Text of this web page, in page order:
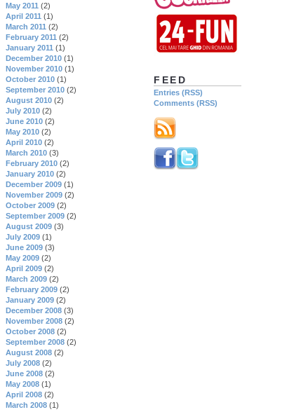
FEED
Entries (RSS)
Comments (RSS)
May 2011 (2)
April 2011 (1)
March 2011 (2)
February 2011 (2)
January 2011 (1)
December 2010 (1)
November 2010 (1)
October 2010 (1)
September 2010 (2)
August 2010 (2)
July 2010 (2)
June 2010 (2)
May 2010 (2)
April 2010 (2)
March 2010 (3)
February 2010 (2)
January 2010 (2)
December 2009 (1)
November 2009 (2)
October 2009 (2)
September 2009 (2)
August 2009 (3)
July 2009 (1)
June 2009 (3)
May 2009 (2)
April 2009 (2)
March 2009 (2)
February 2009 (2)
January 2009 (2)
December 2008 (3)
November 2008 (2)
October 2008 (2)
September 2008 (2)
August 2008 (2)
July 2008 (2)
June 2008 (2)
May 2008 (1)
April 2008 (2)
March 2008 (1)